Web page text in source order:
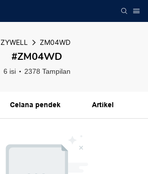
ZYWELL ZM04WD
#ZM04WD
6 isi 2378 Tampilan
Celana pendek Artikel